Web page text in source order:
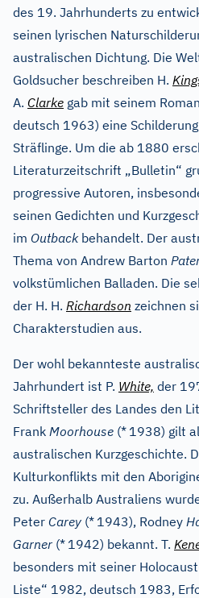
des 19. Jahrhunderts zu
seinen lyrischen
australischen Dichtung. Die
Goldsucher beschreiben H.
A. Clarke gab mit seinem
deutsch 1963) eine
Sträflinge. Um die ab 1880
Literaturzeitschrift „Bulletin“
progressive Autoren,
seinen Gedichten und
im Outbackbehandelt. Der
Thema von Andrew Barton
volkstümlichen Balladen. Die
der H. H. Richardson zeichnen
Charakterstudien aus.
Der wohl bekannteste
Jahrhundert ist P. White, der
Schriftsteller des Landes den
Frank Moorhouse (* 1938) gilt
australischen Kurzgeschichte.
Kulturkonflikts mit den
zu. Außerhalb Australiens
Peter Carey (* 1943), Rodney
Garner (* 1942) bekannt. T.
besonders mit seiner
Liste“ 1982, deutsch 1983,